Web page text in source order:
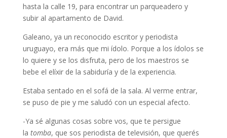
hasta la calle 19, para encontrar un parqueadero y
subir al apartamento de David.
Galeano, ya un reconocido escritor y periodista
uruguayo, era más que mi ídolo. Porque a los ídolos se
lo quiere y se los disfruta, pero de los maestros se
bebe el elíxir de la sabiduría y de la experiencia.
Estaba sentado en el sofá de la sala. Al verme entrar,
se puso de pie y me saludó con un especial afecto.
-Ya sé algunas cosas sobre vos, que te persigue
la tomba, que sos periodista de televisión, que querés